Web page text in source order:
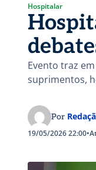
Hospitalar
Evento traz
suprimentos,
Por
19/05/2026 22:00•